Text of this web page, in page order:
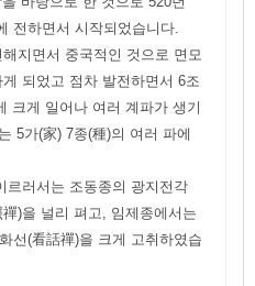
전하면서 시작되었습니다.
지면서 중국적인 것으로 면모
되었고 점차 발전하면서 6조
크게 일어나 여러 계파가 생기
5가(家) 7종(種)의 여러 파에
르러서는 조동종의 광지전각
)을 널리 펴고, 임제종에서는
선(看話禪)을 크게 고취하였습